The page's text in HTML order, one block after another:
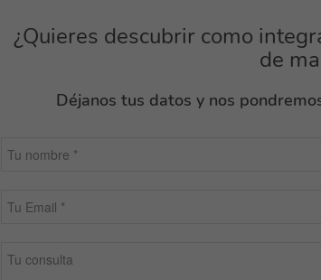
¿Quieres descubrir como
de
Déjanos tus datos y nos